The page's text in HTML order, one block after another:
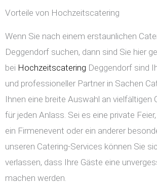
Vorteile von Hochzeitscatering
Wenn Sie nach einem erstaunlichen
Deggendorf suchen, dann sind Sie hier
bei Hochzeitscatering Deggendorf sind
und professioneller Partner in Sachen
Ihnen eine breite Auswahl an vielfältigen
für jeden Anlass. Sei es eine private
ein Firmenevent oder ein anderer
unseren Catering-Services können Sie
verlassen, dass Ihre Gäste eine
machen werden.